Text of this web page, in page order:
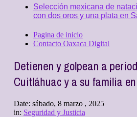
Selección mexicana de
con dos oros y una plata en
Pagina de inicio
Contacto Oaxaca Digital
Detienen y golpean a
Cuitláhuac y a su familia
Date: sábado, 8 marzo , 2025
in: Seguridad y Justicia